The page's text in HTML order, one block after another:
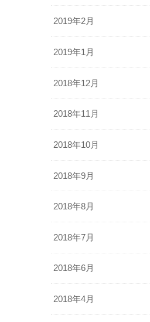
2019年2月
2019年1月
2018年12月
2018年11月
2018年10月
2018年9月
2018年8月
2018年7月
2018年6月
2018年4月